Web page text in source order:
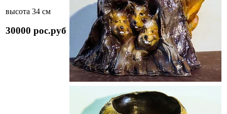
высота 34 см
30000 рос.руб